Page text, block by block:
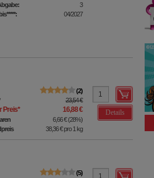
3
04/2027
2
23,54 €
Preis* 16,88 €
6,66 €(28%)
38,36 €pro 1 kg
Details
5